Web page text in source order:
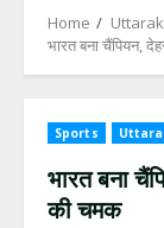
Home
भारत बना चैंपियन,
Sports
भारत बना
की चमक